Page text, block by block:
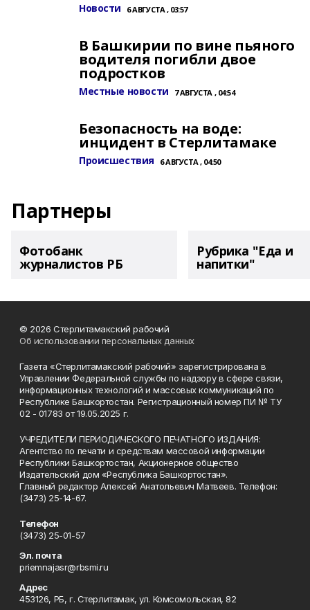
Новости 6 АВГУСТА , 03:57
В Башкирии по вине пьяного
водителя погибли двое
подростков
Местные новости 7 АВГУСТА , 04:54
Безопасность на воде:
инцидент в Стерлитамаке
Происшествия 6 АВГУСТА , 04:50
Партнеры
Фотобанк
журналистов РБ
Рубрика "Еда и
напитки"
© 2026 Стерлитамакский рабочий
Об использовании персональных данных
Газета «Стерлитамакский рабочий» зарегистрирована в
Управлении Федеральной службы по надзору в сфере связи,
информационных технологий и массовых коммуникаций по
Республике Башкортостан. Регистрационный номер ПИ № ТУ
02 - 01783 от 19.05.2025 г.
УЧРЕДИТЕЛИ ПЕРИОДИЧЕСКОГО ПЕЧАТНОГО ИЗДАНИЯ:
Агентство по печати и средствам массовой информации
Республики Башкортостан, Акционерное общество
Издательский дом «Республика Башкортостан».
Главный редактор Алексей Анатольевич Матвеев. Телефон:
(3473) 25-14-67.
Телефон
(3473) 25-01-57
Эл. почта
priemnajasr@rbsmi.ru
Адрес
453126, РБ, г. Стерлитамак, ул. Комсомольская, 82